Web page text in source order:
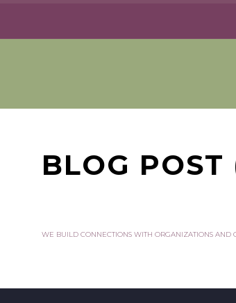
BLOG POST
WE BUILD CONNECTIONS WITH ORGANIZATIONS